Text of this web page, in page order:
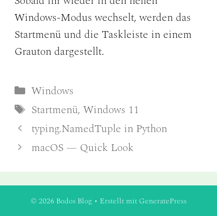
Windows-Modus wechselt, werden das
Startmenü und die Taskleiste in einem
Grauton dargestellt.
Kategorien
Windows
Schlagwörter
Startmenü,Windows 11
typing.NamedTuple in Python
macOS — Quick Look
© 2026 Bodos Blog • Erstellt mit GeneratePress